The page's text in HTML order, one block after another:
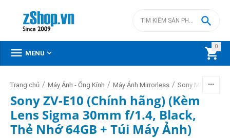
0


 MENU 
Trang chủ / Máy Ảnh - Ống Kính / Máy Ảnh Mirrorless / Sony Mirrorless
Sony ZV-E10 (Chính hãng) (Kèm
Lens Sigma 30mm f/1.4, Black,
Thẻ Nhớ 64GB + Túi Máy Ảnh)